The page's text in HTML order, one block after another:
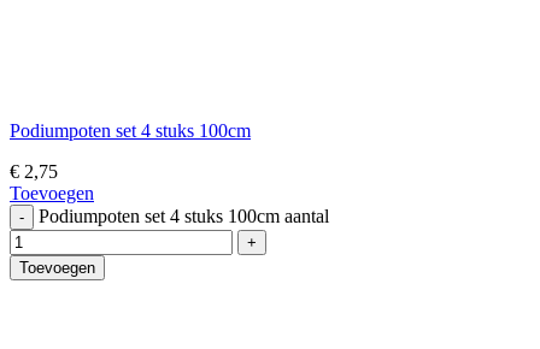
Podiumpoten set 4 stuks 100cm
€ 2,75
Toevoegen
Podiumpoten set 4 stuks 100cm aantal
Toevoegen